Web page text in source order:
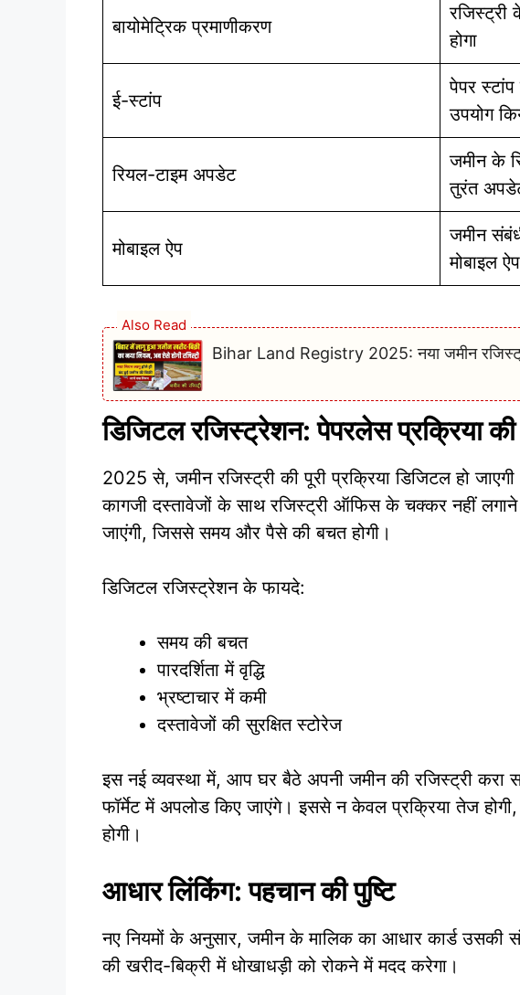
बायोमेट्रिक प्रमाणीकरण
रजिस्ट्री
होगा
ई-स्टांप
पेपर
उपयोग
रियल-टाइम अपडेट
जमीन के
तुरंत
मोबाइल ऐप
जमीन
मोबाइल
Also Read
Bihar Land Registry 2025: नया जमीन
डिजिटल रजिस्ट्रेशन: पेपरलेस प्रक्रिया
2025 से, जमीन रजिस्ट्री की पूरी प्रक्रिया डिजिटल हो
कागजी दस्तावेजों के साथ रजिस्ट्री ऑफिस के चक्कर नहीं
जाएंगी, जिससे समय और पैसे की बचत होगी।
डिजिटल रजिस्ट्रेशन के फायदे:
समय की बचत
पारदर्शिता में वृद्धि
भ्रष्टाचार में कमी
दस्तावेजों की सुरक्षित स्टोरेज
इस नई व्यवस्था में, आप घर बैठे अपनी जमीन की रजिस्ट्री
फॉर्मेट में अपलोड किए जाएंगे। इससे न केवल प्रक्रिया तेज
होगी।
आधार लिंकिंग: पहचान की पुष्टि
नए नियमों के अनुसार, जमीन के मालिक का आधार कार्ड उसकी
की खरीद-बिक्री में धोखाधड़ी को रोकने में मदद करेगा।